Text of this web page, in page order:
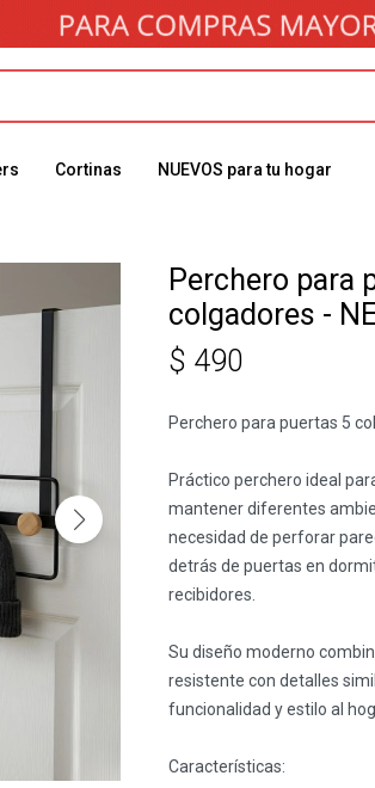
Cortinas NUEVOS para tu hogar
Perchero para
colgadores -
$ 490
Perchero para puertas 5
Práctico perchero ideal
mantener diferentes
necesidad de perforar
detrás de puertas en
recibidores.
Su diseño moderno
resistente con detalles
funcionalidad y estilo al
Características: